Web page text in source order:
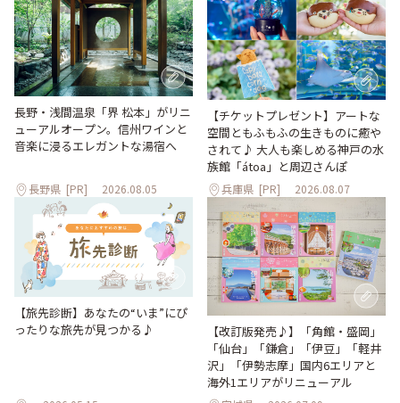
長野・浅間温泉「界 松本」がリニ
ューアルオープン。信州ワインと
音楽に浸るエレガントな湯宿へ
長野県 [PR] 2026.08.05
【チケットプレゼント】アートな
空間ともふもふの生きものに癒や
されて♪ 大人も楽しめる神戸の水
族館「átoa」と周辺さんぽ
兵庫県 [PR] 2026.08.07
【旅先診断】あなたの“いま”にぴ
ったりな旅先が見つかる♪
【改訂版発売♪】「角館・盛岡」
「仙台」「鎌倉」「伊豆」「軽井
沢」「伊勢志摩」国内6エリアと
海外1エリアがリニューアル